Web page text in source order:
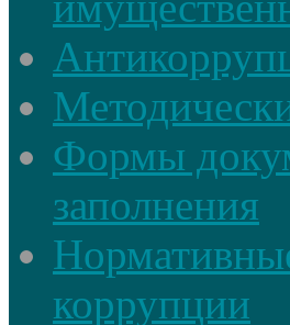
Формы
заполнения
коррупции